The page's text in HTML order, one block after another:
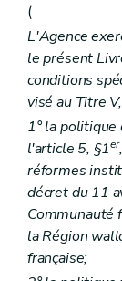
(
L'Agence
le présent
conditions
visé au Titre
1° la
l'article 5, §1er
réformes
décret du 11
Communauté
la Région
française;